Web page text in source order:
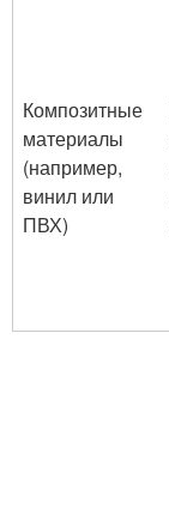
Композитные
материалы
(например,
винил или
ПВХ)